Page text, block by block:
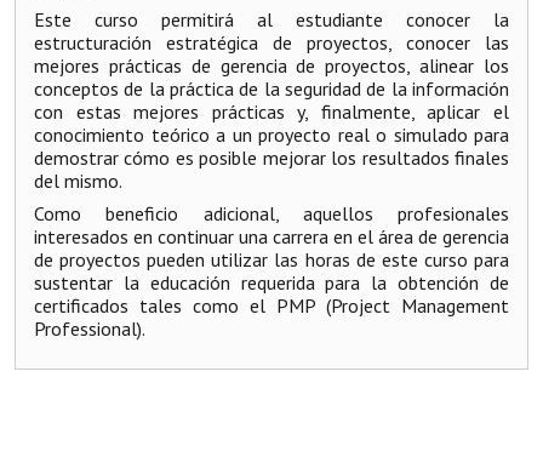
Este curso permitirá al estudiante conocer la
estructuración estratégica de proyectos, conocer las
mejores prácticas de gerencia de proyectos, alinear los
conceptos de la práctica de la seguridad de la información
con estas mejores prácticas y, finalmente, aplicar el
conocimiento teórico a un proyecto real o simulado para
demostrar cómo es posible mejorar los resultados finales
del mismo.
Como beneficio adicional, aquellos profesionales
interesados en continuar una carrera en el área de gerencia
de proyectos pueden utilizar las horas de este curso para
sustentar la educación requerida para la obtención de
certificados tales como el PMP (Project Management
Professional).